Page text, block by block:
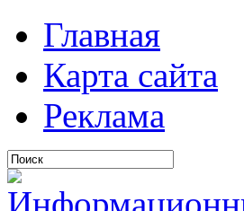
Главная
Карта сайта
Реклама